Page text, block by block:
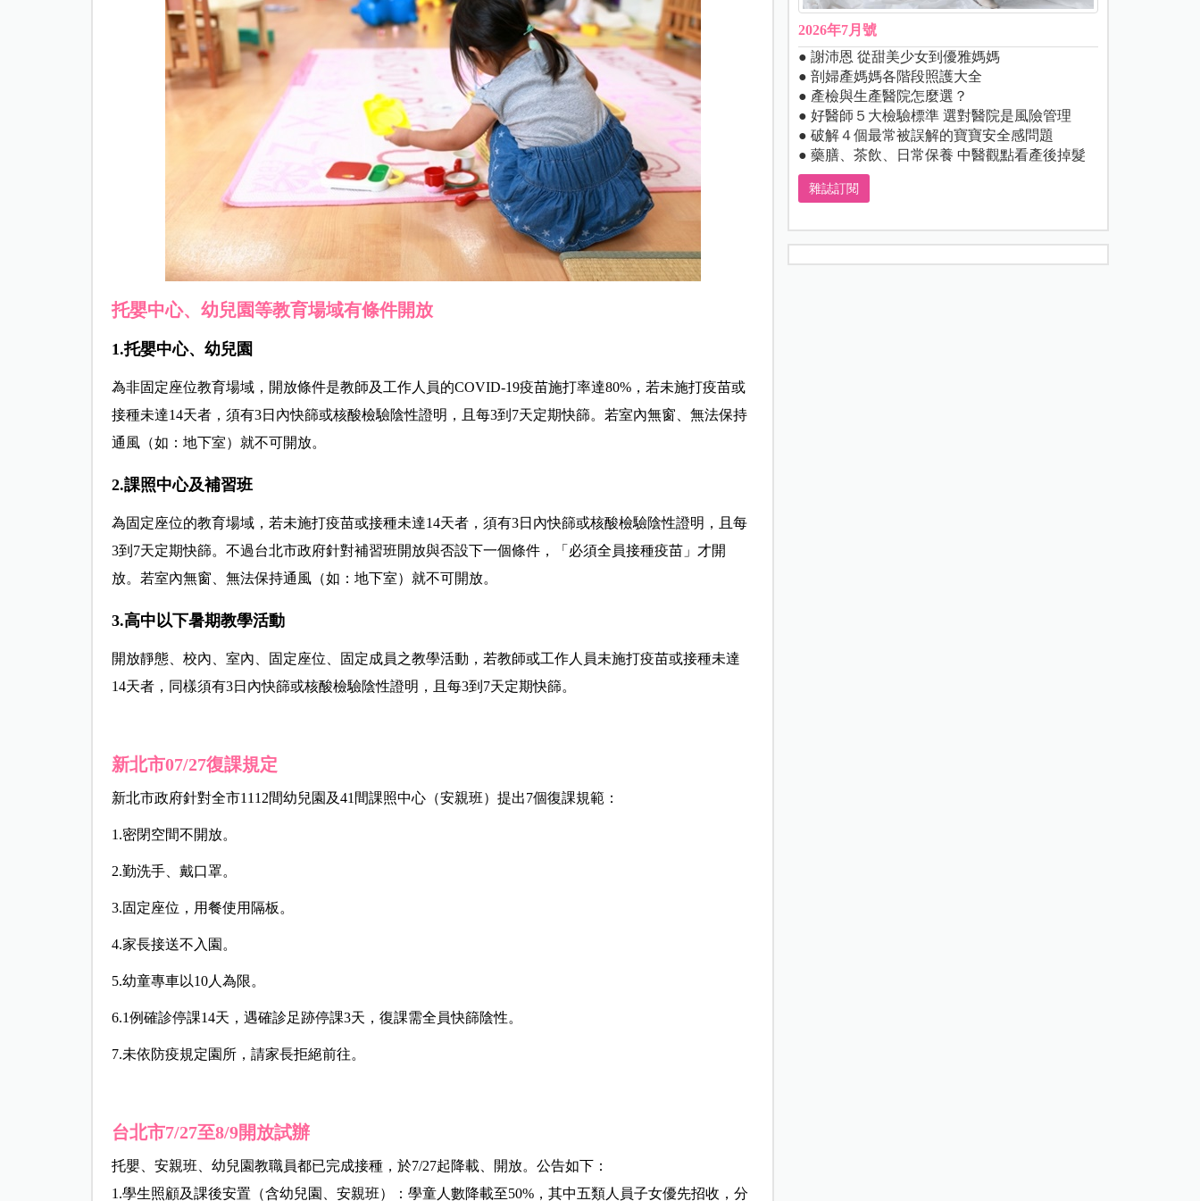
托嬰中心、幼兒園等教育場域有條件開放
1.托嬰中心、幼兒園
為非固定座位教育場域，開放條件是教師及工作人員的COVID-19疫苗施打率達80%，若未施打疫苗或
接種未達14天者，須有3日內快篩或核酸檢驗陰性證明，且每3到7天定期快篩。若室內無窗、無法保持
通風（如：地下室）就不可開放。
2.課照中心及補習班
為固定座位的教育場域，若未施打疫苗或接種未達14天者，須有3日內快篩或核酸檢驗陰性證明，且每
3到7天定期快篩。不過台北市政府針對補習班開放與否設下一個條件，「必須全員接種疫苗」才開
放。若室內無窗、無法保持通風（如：地下室）就不可開放。
3.高中以下暑期教學活動
開放靜態、校內、室內、固定座位、固定成員之教學活動，若教師或工作人員未施打疫苗或接種未達
14天者，同樣須有3日內快篩或核酸檢驗陰性證明，且每3到7天定期快篩。
新北市07/27復課規定
新北市政府針對全市1112間幼兒園及41間課照中心（安親班）提出7個復課規範：
1.密閉空間不開放。
2.勤洗手、戴口罩。
3.固定座位，用餐使用隔板。
4.家長接送不入園。
5.幼童專車以10人為限。
6.1例確診停課14天，遇確診足跡停課3天，復課需全員快篩陰性。
7.未依防疫規定園所，請家長拒絕前往。
台北市7/27至8/9開放試辦
托嬰、安親班、幼兒園教職員都已完成接種，於7/27起降載、開放。公告如下：
1.學生照顧及課後安置（含幼兒園、安親班）：學童人數降載至50%，其中五類人員子女優先招收，分
2026年7月號
● 謝沛恩 從甜美少女到優雅媽媽
● 剖婦產媽媽各階段照護大全
● 產檢與生產醫院怎麼選？
● 好醫師５大檢驗標準 選對醫院是風險管理
● 破解４個最常被誤解的寶寶安全感問題
● 藥膳、茶飲、日常保養 中醫觀點看產後掉髮
雜誌訂閱